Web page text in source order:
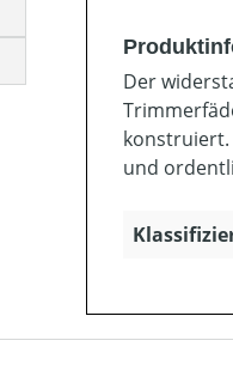
Der
konstruiert.
und